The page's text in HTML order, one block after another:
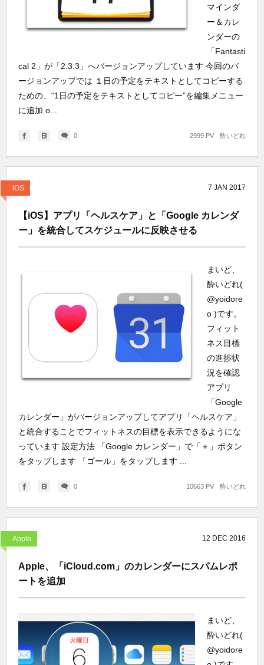
マインダ
ー＆カレ
ンダーの
「Fantasti
cal 2」が「2.3.3」へバージョンアップしています 今回のバ
ージョンアップでは １日の予定をテキストとしてコピーする
ための、“1日の予定をテキストとしてコピー”を編集メニュー
に追加 o...
0 酔いどれ
2999 PV
iOS 7 JAN 2017
【iOS】アプリ「ヘルスケア」と「Google カレンダ
ー」を統合してスケジュールに反映させる
まいど、
酔いどれ(
@yoidore
o )です。
フィット
ネス目標
の進捗状
況を確認
アプリ
「Google
カレンダー」がバージョンアップしてアプリ「ヘルスケア」
と統合することでフィットネスの目標を表示できるようにな
っています 設定方法 「Google カレンダー」で「＋」ボタン
をタップします 「ゴール」をタップします ...
0 酔いどれ
10663 PV
Apple 12 DEC 2016
Apple、「iCloud.com」のカレンダーにスパムレポ
ートを追加
まいど、
酔いどれ(
@yoidore